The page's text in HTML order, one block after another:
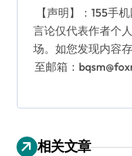
【声明】：155手
言论仅代表作者个
场。如您发现内容
至邮箱：
相关文章